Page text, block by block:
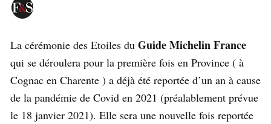
La cérémonie des Etoiles du Guide Michelin France
qui se déroulera pour la première fois en Province ( à
Cognac en Charente ) a déjà été reportée d’un an à cause
de la pandémie de Covid en 2021 (préalablement prévue
le 18 janvier 2021). Elle sera une nouvelle fois reportée